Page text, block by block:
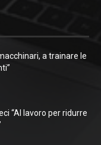
a trainare le
“Al lavoro per ridurre